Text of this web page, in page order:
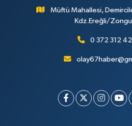
Müftü Mahallesi,
Kdz.Ereğli/
0 372 312